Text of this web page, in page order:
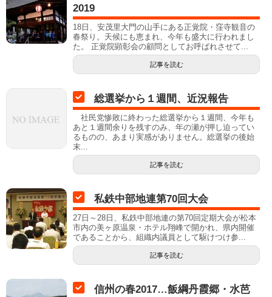
2019
18日、安茂里大門の山手にある正覚院・窪寺観音の
春祭り。天候にも恵まれ、今年も盛大に行われまし
た。 正覚院顕彰会の顧問としてお呼ばれさせて...
記事を読む
総選挙から１週間、近況報告
社民党惨敗に終わった総選挙から１週間、今年も
あと１週間余りを残すのみ、年の瀬が押し迫ってい
るものの、あまり実感がありません。総選挙の後始
末...
記事を読む
私鉄中部地連第70回大会
27日～28日、私鉄中部地連の第70回定期大会が松本
市内の美ヶ原温泉・ホテル翔峰で開かれ、県内開催
であることから、組織内議員として駆けつけ参...
記事を読む
信州の春2017…飯綱丹霞郷・水芭